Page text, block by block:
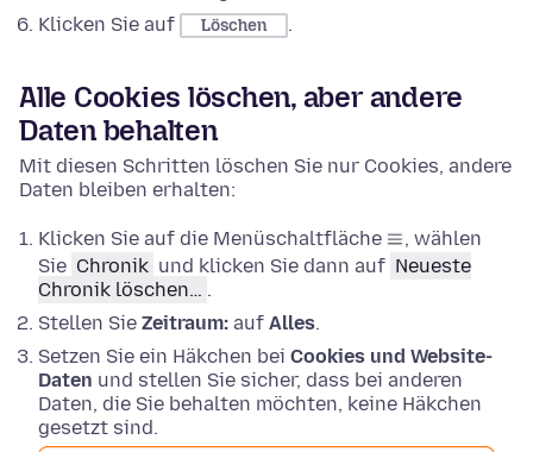
Klicken Sie auf
Löschen .
Alle Cookies löschen, aber andere
Daten behalten
Mit diesen Schritten löschen Sie nur Cookies, andere
Daten bleiben erhalten:
Klicken Sie auf die Menüschaltfläche
, wählen
Sie Chronik und klicken Sie dann auf Neueste
Chronik löschen… .
Stellen Sie Zeitraum: auf Alles.
Setzen Sie ein Häkchen bei Cookies und Website-
Daten und stellen Sie sicher, dass bei anderen
Daten, die Sie behalten möchten, keine Häkchen
gesetzt sind.